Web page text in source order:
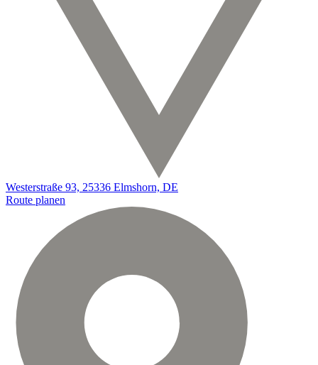
Westerstraße 93, 25336 Elmshorn, DE
Route planen